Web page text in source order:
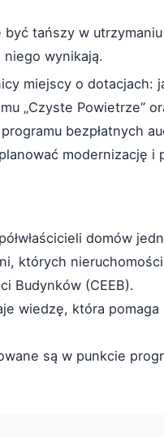
być tańszy w
wynikają.
miejscy o dotacjach:
„Czyste Powietrze”
bezpłatnych
modernizację i
domów
których
Budynków (CEEB).
wiedzę, która
są w punkcie